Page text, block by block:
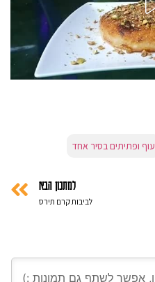
עוף ופתיתים בסיר אחד
למתכון הבא
לביבות קרם תירס